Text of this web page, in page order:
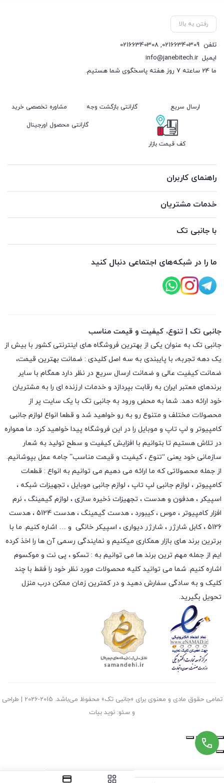
رفتن به بالا
تلفن 02166340309
,
02166340308
ایمیلinfo@janebitech.ir
ما 24 ساعته 7 روز هفته پاسخگوی شما هستیم.
ارسال سریع گارانتی بازگشت وجه مشاوره تخصصی خرید
کف قیمت بازار
گارانتی محصول اورجینال
راهنمای کاربران
خدمات مشتریان
با جانبی تک
ما را در شبکه‌های اجتماعی دنبال کنید
جانبی تک | تنوع، کیفیت و قیمت مناسب
جانبی تک به عنوان یکی از بهترین فروشگاه های اینترنتی کشور با بیش از
یک دهه تجربه، با پایبندی به سه اصل کلیدی : ضمانت بهترین قیمت،
ضمانت کیفیت عالی و ضمانت ارسال سریع در نظر دارد همگام با سایر
برندهای معتبر ایران به رقابت بپردازد و خدمات ارزنده ای را به مشتریان
خود ارائه دهد. شما به محض ورود به جانبی تک با یک سایت پر از
محصولات مختلف و متنوع رو به رو خواهید شد و قطعا انواع لوازم جانبی
کامپیوتر و لپ تاپ و موبایل را در این فروشگاه پیدا خواهید کرد. ما همواره
در تلاش هستیم تا بتوانیم با افزایش کیفیت و سطح تولید به شعار
سازمانی خود یعنی “تنوع ، کیفیت و قیمت مناسب” جامه عمل بپوشانیم.
از جمله محصولاتی که ما ارائه می دهیم می توانیم به انواع : قطعات
کامپیوتر ، لوازم جانبی لپ تاپ ، لوازم جانبی موبایل ، تجهیزات شبکه ،
اسپیکر ، هدفون و هدست ، تجهیزات ذخیره سازی ، لوازم گیمینگ ، نرم
افزار کامپیوتر ، موس ،کیبورد ، هدست گیمینگ
، هدست 5124 ، هدست
5126 ،
کابل شارژر ، شارژر دیواری ، اسپیکر خانگی و … اشاره کنیم. ما با
برترین برند های بازار همکاری میکنیم و نمایندگی رسمی آن ها را اخذ کرده
ایم از جمله مهم ترین برند ها می توانیم به : تسکو ، پی نت و موکسوم
اشاره کنیم. شما می توانید کلیه محصولات مورد نظر خود را فقط با چند
کلیک و به سادگی سفارش دهید و در کمترین زمان ممکن درب منزل
تحویل بگیرید.
تمامی حقوق مادی و معنوی برای «جانبی تک» محفوظ می‌باشد. 2015-2026 | طراحی
و سئو: نوید بیات